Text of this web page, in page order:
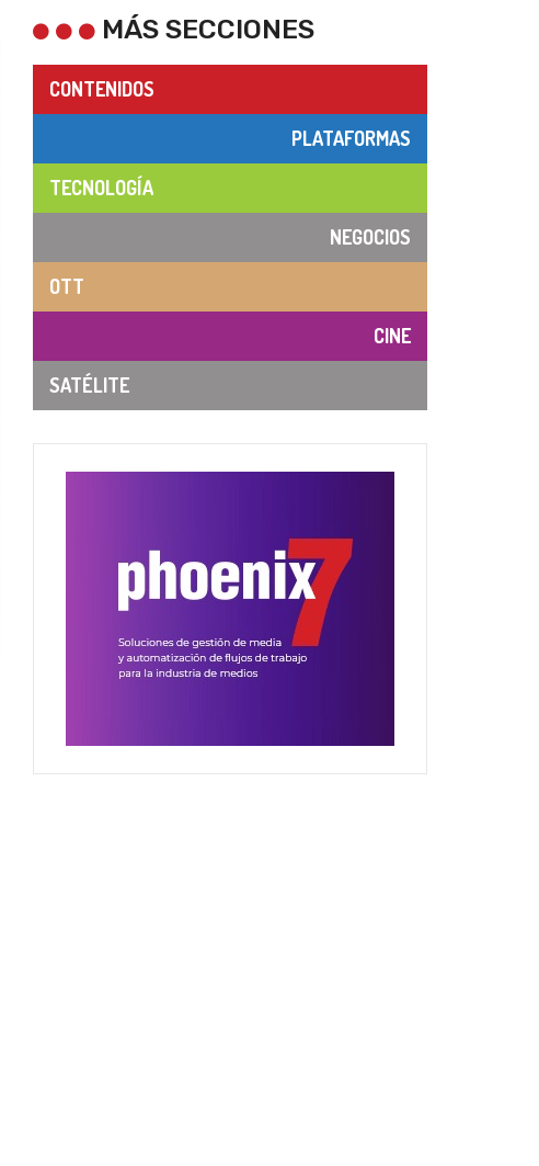
MÁS SECCIONES
CONTENIDOS
PLATAFORMAS
TECNOLOGÍA
NEGOCIOS
OTT
CINE
SATÉLITE